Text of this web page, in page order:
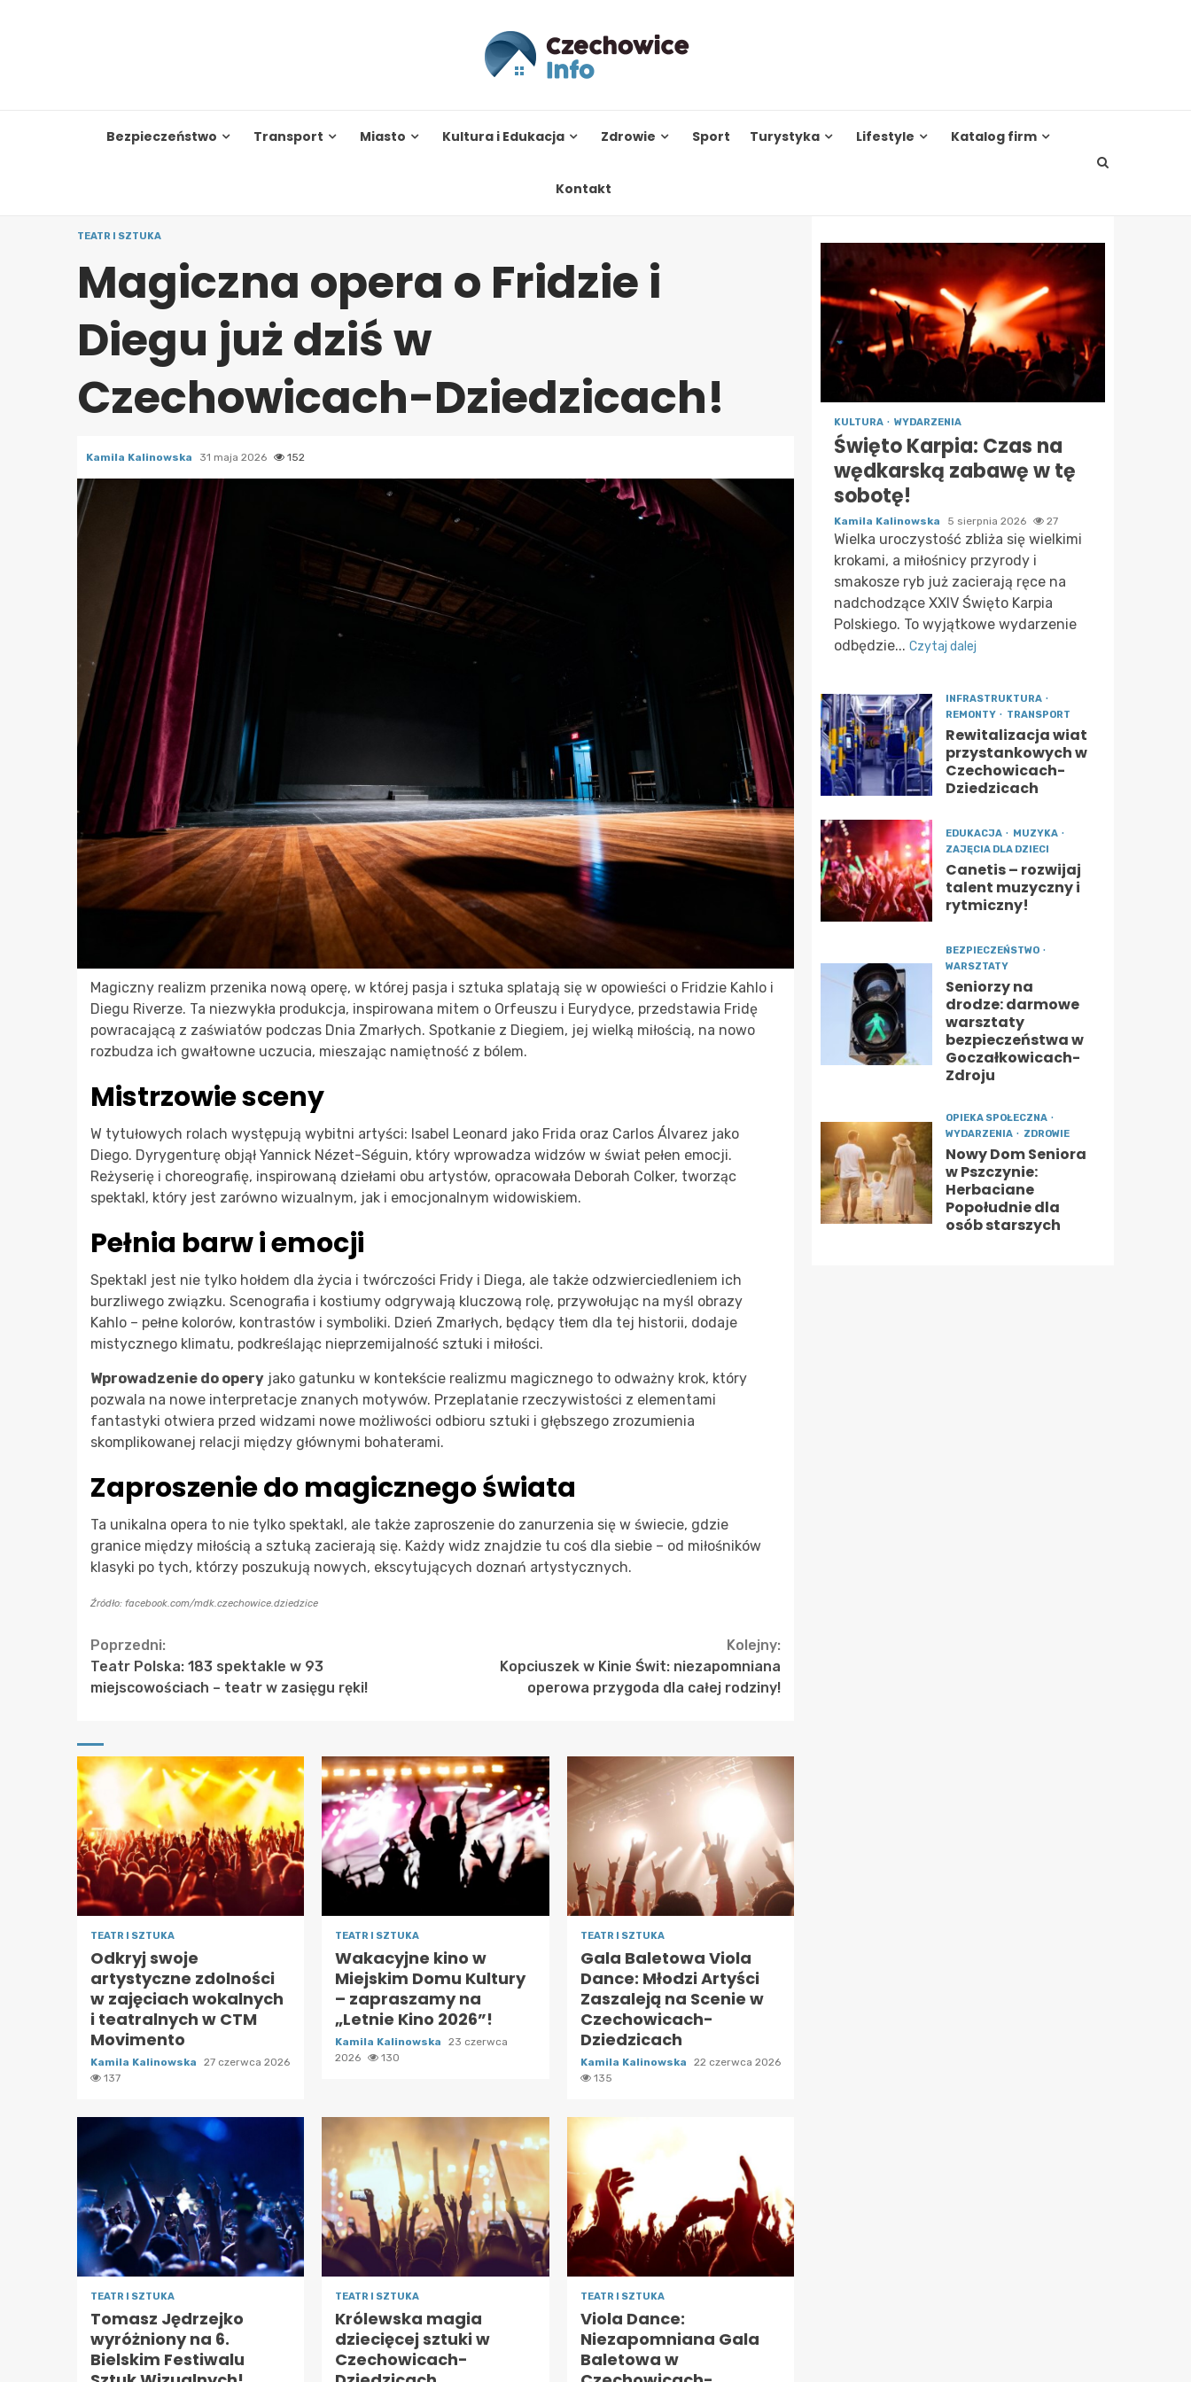
Bezpieczeństwo Transport Miasto Kultura i Edukacja Zdrowie Sport Turystyka Lifestyle Katalog firm
Kontakt
TEATR I SZTUKA
Magiczna opera o Fridzie i
Diegu już dziś w
Czechowicach-Dziedzicach!
Kamila Kalinowska 31 maja 2026 152
Magiczny realizm przenika nową operę, w której pasja i sztuka splatają się w opowieści o Fridzie Kahlo i
Diegu Riverze. Ta niezwykła produkcja, inspirowana mitem o Orfeuszu i Eurydyce, przedstawia Fridę
powracającą z zaświatów podczas Dnia Zmarłych. Spotkanie z Diegiem, jej wielką miłością, na nowo
rozbudza ich gwałtowne uczucia, mieszając namiętność z bólem.
Mistrzowie sceny
W tytułowych rolach występują wybitni artyści: Isabel Leonard jako Frida oraz Carlos Álvarez jako
Diego. Dyrygenturę objął Yannick Nézet-Séguin, który wprowadza widzów w świat pełen emocji.
Reżyserię i choreografię, inspirowaną dziełami obu artystów, opracowała Deborah Colker, tworząc
spektakl, który jest zarówno wizualnym, jak i emocjonalnym widowiskiem.
Pełnia barw i emocji
Spektakl jest nie tylko hołdem dla życia i twórczości Fridy i Diega, ale także odzwierciedleniem ich
burzliwego związku. Scenografia i kostiumy odgrywają kluczową rolę, przywołując na myśl obrazy
Kahlo – pełne kolorów, kontrastów i symboliki. Dzień Zmarłych, będący tłem dla tej historii, dodaje
mistycznego klimatu, podkreślając nieprzemijalność sztuki i miłości.
Wprowadzenie do opery jako gatunku w kontekście realizmu magicznego to odważny krok, który
pozwala na nowe interpretacje znanych motywów. Przeplatanie rzeczywistości z elementami
fantastyki otwiera przed widzami nowe możliwości odbioru sztuki i głębszego zrozumienia
skomplikowanej relacji między głównymi bohaterami.
Zaproszenie do magicznego świata
Ta unikalna opera to nie tylko spektakl, ale także zaproszenie do zanurzenia się w świecie, gdzie
granice między miłością a sztuką zacierają się. Każdy widz znajdzie tu coś dla siebie – od miłośników
klasyki po tych, którzy poszukują nowych, ekscytujących doznań artystycznych.
Źródło: facebook.com/mdk.czechowice.dziedzice
Continue
Reading
Poprzedni:
Teatr Polska: 183 spektakle w 93
miejscowościach – teatr w zasięgu ręki!
Kolejny:
Kopciuszek w Kinie Świt: niezapomniana
operowa przygoda dla całej rodziny!
TEATR I SZTUKA
Odkryj swoje
artystyczne zdolności
w zajęciach wokalnych
i teatralnych w CTM
Movimento
Kamila Kalinowska
27 czerwca 2026
137
TEATR I SZTUKA
Wakacyjne kino w
Miejskim Domu Kultury
– zapraszamy na
„Letnie Kino 2026”!
Kamila Kalinowska
23 czerwca
2026
130
TEATR I SZTUKA
Gala Baletowa Viola
Dance: Młodzi Artyści
Zaszaleją na Scenie w
Czechowicach-
Dziedzicach
Kamila Kalinowska
22 czerwca 2026
135
TEATR I SZTUKA
Tomasz Jędrzejko
wyróżniony na 6.
Bielskim Festiwalu
TEATR I SZTUKA
Królewska magia
dziecięcej sztuki w
Czechowicach-
TEATR I SZTUKA
Viola Dance:
Niezapomniana Gala
Baletowa w
KULTURA WYDARZENIA
Święto Karpia: Czas na
wędkarską zabawę w tę
sobotę!
Kamila Kalinowska 5 sierpnia 2026 27
Wielka uroczystość zbliża się wielkimi
krokami, a miłośnicy przyrody i
smakosze ryb już zacierają ręce na
nadchodzące XXIV Święto Karpia
Polskiego. To wyjątkowe wydarzenie
odbędzie... Czytaj dalej
INFRASTRUKTURA
REMONTY
TRANSPORT
Rewitalizacja wiat
przystankowych w
Czechowicach-
Dziedzicach
EDUKACJA
MUZYKA
ZAJĘCIA DLA DZIECI
Canetis – rozwijaj
talent muzyczny i
rytmiczny!
BEZPIECZEŃSTWO
WARSZTATY
Seniorzy na
drodze: darmowe
warsztaty
bezpieczeństwa w
Goczałkowicach-
Zdroju
OPIEKA SPOŁECZNA
WYDARZENIA
ZDROWIE
Nowy Dom Seniora
w Pszczynie:
Herbaciane
Popołudnie dla
osób starszych